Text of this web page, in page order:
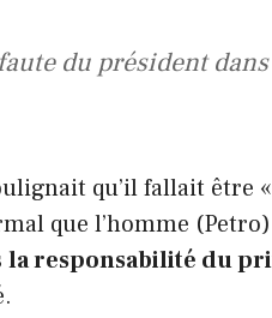
du président
qu’il fallait être
que l’homme
la responsabilité du